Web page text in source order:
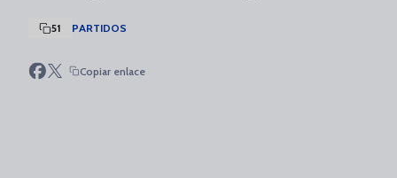
51 PARTIDOS
Copiar enlace